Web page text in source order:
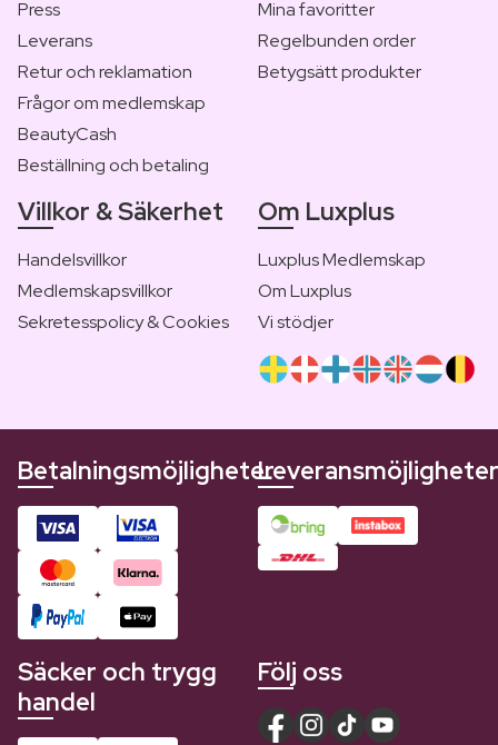
Press
Leverans
Retur och reklamation
Frågor om medlemskap
BeautyCash
Beställning och betaling
Mina favoritter
Regelbunden order
Betygsätt produkter
Villkor & Säkerhet
Handelsvillkor
Medlemskapsvillkor
Sekretesspolicy & Cookies
Om Luxplus
Luxplus Medlemskap
Om Luxplus
Vi stödjer
BetalningsmöjligheterLeveransmöjligheter
Säcker och trygg
handel
Följ oss